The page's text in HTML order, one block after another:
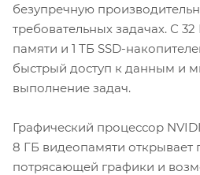
безупречную
требовательных задачах. С
памяти и 1 ТБ SSD-
быстрый доступ к данным и
выполнение задач.
Графический процессор
8 ГБ видеопамяти
потрясающей графики и